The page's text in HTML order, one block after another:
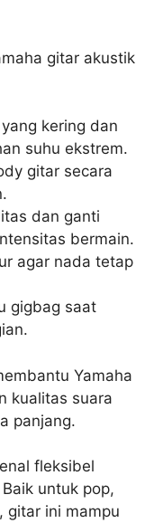
gitar akustik
kering dan
suhu ekstrem.
gitar secara
dan ganti
bermain.
agar nada tetap
gigbag saat
Yamaha
kualitas suara
panjang.
fleksibel
untuk pop,
gitar ini mampu